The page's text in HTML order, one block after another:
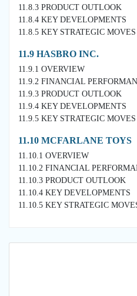
11.8.3 PRODUCT OUTLOOK
11.8.4 KEY DEVELOPMENTS
11.8.5 KEY STRATEGIC
11.9 HASBRO INC.
11.9.1 OVERVIEW
11.9.2 FINANCIAL
11.9.3 PRODUCT OUTLOOK
11.9.4 KEY DEVELOPMENTS
11.9.5 KEY STRATEGIC
11.10 MCFARLANE TOYS
11.10.1 OVERVIEW
11.10.2 FINANCIAL
11.10.3 PRODUCT OUTLOOK
11.10.4 KEY DEVELOPMENTS
11.10.5 KEY STRATEGIC